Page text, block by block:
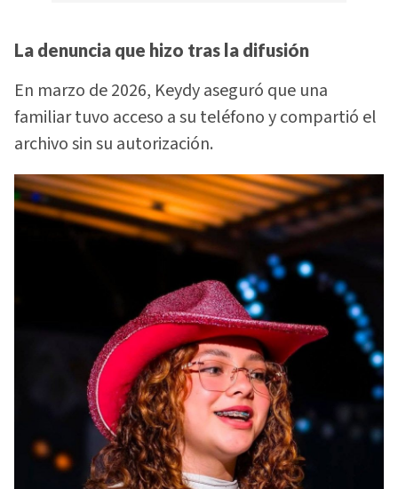
La denuncia que hizo tras la difusión
En marzo de 2026, Keydy aseguró que una
familiar tuvo acceso a su teléfono y compartió el
archivo sin su autorización.